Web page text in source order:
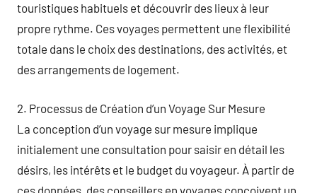
touristiques habituels et découvrir des lieux à leur
propre rythme. Ces voyages permettent une flexibilité
totale dans le choix des destinations, des activités, et
des arrangements de logement.
2. Processus de Création d’un Voyage Sur Mesure
La conception d’un voyage sur mesure implique
initialement une consultation pour saisir en détail les
désirs, les intérêts et le budget du voyageur. À partir de
ces données, des conseillers en voyages conçoivent un